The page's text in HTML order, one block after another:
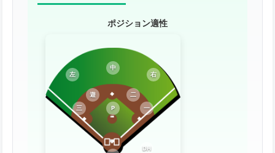
ポジション適性
P 一
二
三
遊
左
中
右
DH